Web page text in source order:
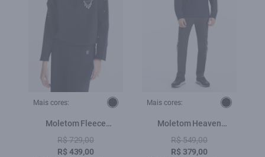
Mais cores:
Moletom Fleece
Rhinestone Preto
R$ 729,00
R$ 439,00
Mais cores:
Moletom Heaven
Embroidery Preto
R$ 549,00
R$ 379,00